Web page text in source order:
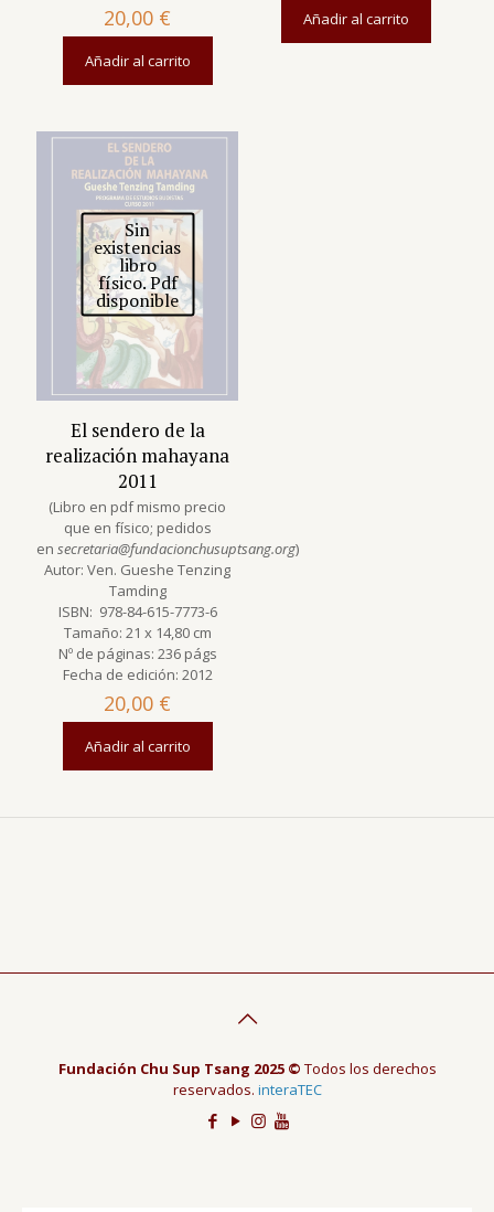
20,00 €
Añadir al carrito
Añadir al carrito
Sin
existencias
libro
físico. Pdf
disponible
El sendero de la
realización mahayana
2011
(Libro en pdf mismo precio
que en físico; pedidos
en secretaria@fundacionchusuptsang.org)
Autor: Ven. Gueshe Tenzing
Tamding
ISBN: 978-84-615-7773-6
Tamaño: 21 x 14,80 cm
Nº de páginas: 236 págs
Fecha de edición: 2012
20,00 €
Añadir al carrito
Fundación Chu Sup Tsang 2025 © Todos los derechos
reservados. interaTEC